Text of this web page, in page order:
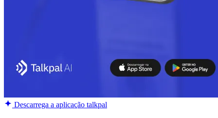
Descarrega a aplicação talkpal